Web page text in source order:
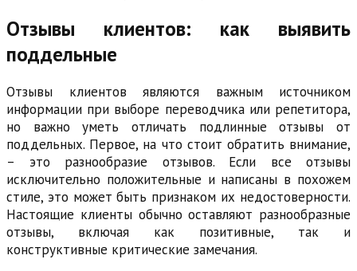
Отзывы клиентов: как выявить
поддельные
Отзывы клиентов являются важным источником
информации при выборе переводчика или репетитора,
но важно уметь отличать подлинные отзывы от
поддельных. Первое, на что стоит обратить внимание,
– это разнообразие отзывов. Если все отзывы
исключительно положительные и написаны в похожем
стиле, это может быть признаком их недостоверности.
Настоящие клиенты обычно оставляют разнообразные
отзывы, включая как позитивные, так и
конструктивные критические замечания.